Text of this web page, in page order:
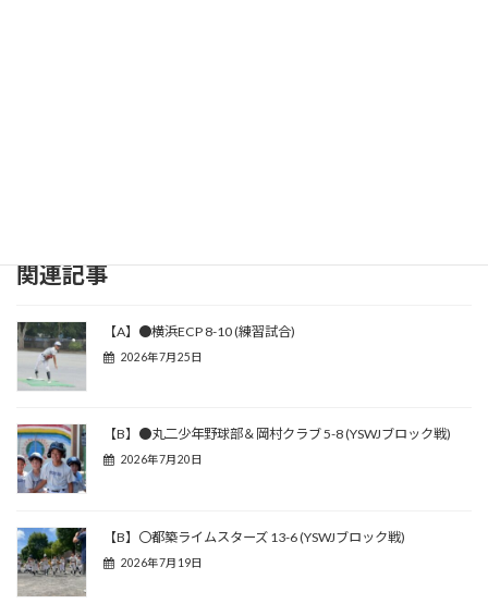
関連記事
【A】●横浜ECP 8-10 (練習試合)
2026年7月25日
【B】●丸二少年野球部＆岡村クラブ 5-8 (YSWJブロック戦)
2026年7月20日
【B】〇都築ライムスターズ 13-6 (YSWJブロック戦)
2026年7月19日